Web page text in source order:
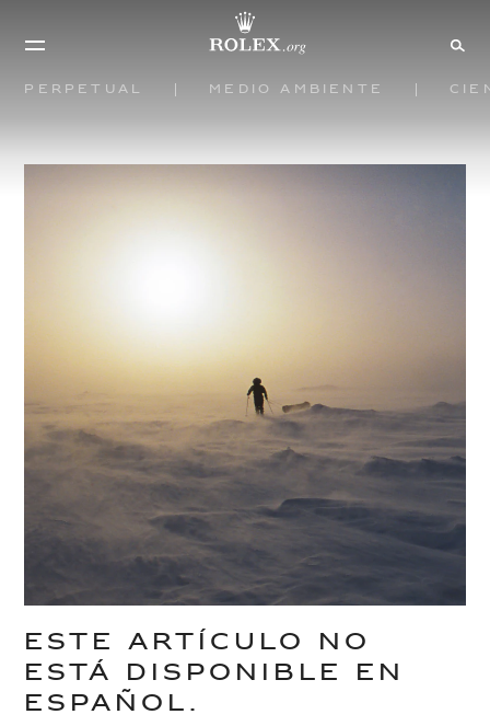
Perpetual Medio ambiente
ESTE ARTÍCULO NO
ESTÁ DISPONIBLE EN
ESPAÑOL.